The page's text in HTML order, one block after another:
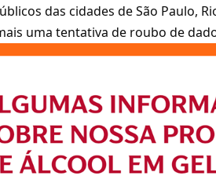
das cidades de São Paulo,
uma tentativa de roubo de